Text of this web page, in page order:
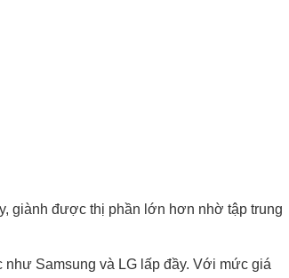
giành được thị phần lớn hơn nhờ tập trung
Samsung và LG lấp đầy. Với mức giá